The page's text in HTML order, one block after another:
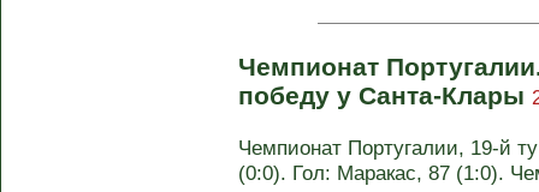
Чемпионат
победу у Санта-Клары
Чемпионат Португалии, 19-й
(0:0). Гол: Маракас, 87 (1:0).